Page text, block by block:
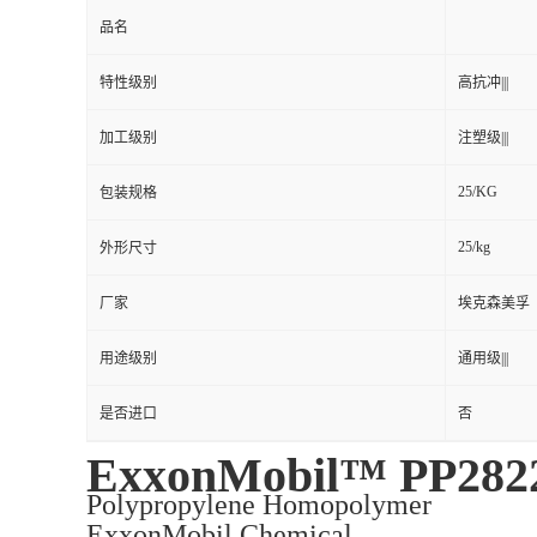
品名
特性级别 高抗冲|||
加工级别 注塑级|||
包装规格 25/KG
外形尺寸 25/kg
厂家 埃克森美孚
用途级别 通用级|||
是否进口 否
ExxonMobil™
Polypropylene Homopolymer